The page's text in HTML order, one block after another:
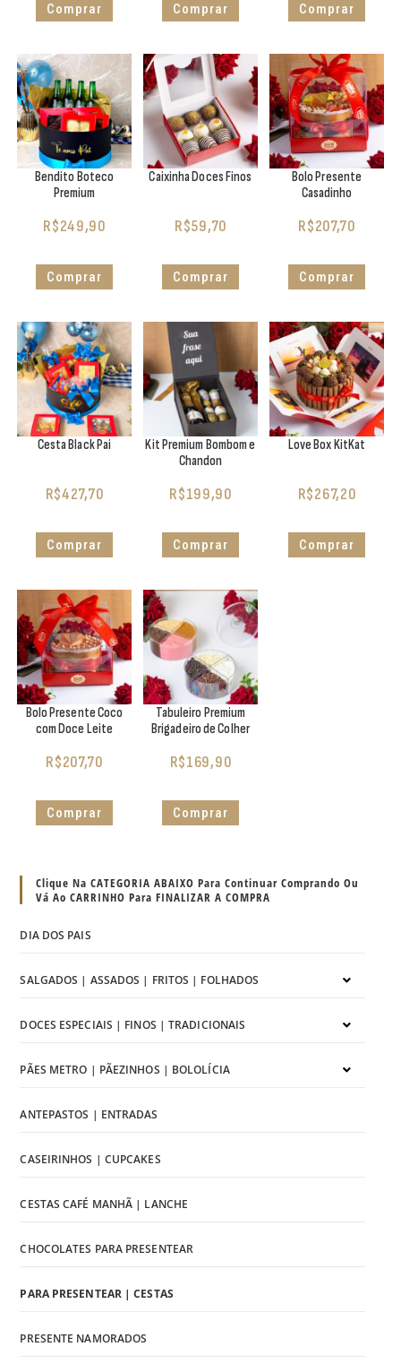
Comprar Comprar Comprar
Bendito Boteco
Premium
R$249,90
Comprar
Caixinha Doces Finos
R$59,70
Comprar
Bolo Presente
Casadinho
R$207,70
Comprar
Cesta Black Pai
R$427,70
Comprar
Kit Premium Bombom e
Chandon
R$199,90
Comprar
Love Box KitKat
R$267,20
Comprar
Bolo Presente Coco
com Doce Leite
R$207,70
Comprar
Tabuleiro Premium
Brigadeiro de Colher
R$169,90
Comprar
Clique Na CATEGORIA ABAIXO Para Continuar Comprando Ou
Vá Ao CARRINHO Para FINALIZAR A COMPRA
DIA DOS PAIS
SALGADOS | ASSADOS | FRITOS | FOLHADOS
DOCES ESPECIAIS | FINOS | TRADICIONAIS
PÃES METRO | PÃEZINHOS | BOLOLÍCIA
ANTEPASTOS | ENTRADAS
CASEIRINHOS | CUPCAKES
CESTAS CAFÉ MANHÃ | LANCHE
CHOCOLATES PARA PRESENTEAR
PARA PRESENTEAR | CESTAS
PRESENTE NAMORADOS